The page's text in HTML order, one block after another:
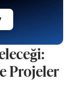
Projeler